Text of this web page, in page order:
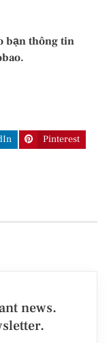
bạn thông tin
Pinterest
news.